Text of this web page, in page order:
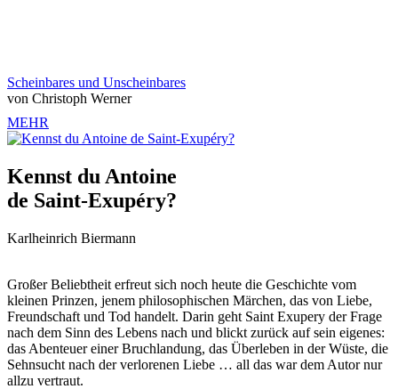
Scheinbares und Unscheinbares
von Christoph Werner
MEHR
Kennst du Antoine
de Saint-Exupéry?
Karlheinrich Biermann
Großer Beliebtheit erfreut sich noch heute die Geschichte vom
kleinen Prinzen, jenem philosophischen Märchen, das von Liebe,
Freundschaft und Tod handelt. Darin geht Saint Exupery der Frage
nach dem Sinn des Lebens nach und blickt zurück auf sein eigenes:
das Abenteuer einer Bruchlandung, das Überleben in der Wüste, die
Sehnsucht nach der verlorenen Liebe … all das war dem Autor nur
allzu vertraut.